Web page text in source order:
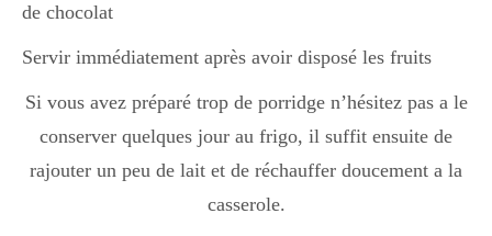
de chocolat
Servir immédiatement après avoir disposé les fruits
Si vous avez préparé trop de porridge n’hésitez pas a le
conserver quelques jour au frigo, il suffit ensuite de
rajouter un peu de lait et de réchauffer doucement a la
casserole.